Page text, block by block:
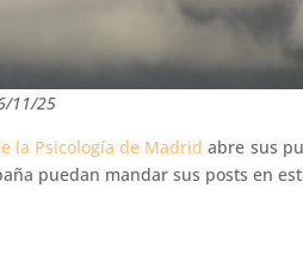
11/25
la Psicología de Madrid abre sus
puedan mandar sus posts en